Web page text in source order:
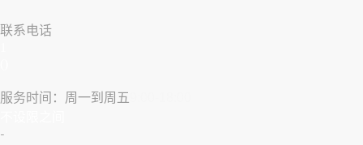
联系电话
服务时间：周一到周五
​-